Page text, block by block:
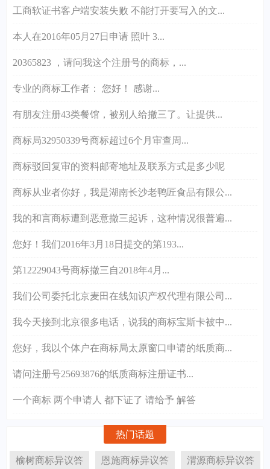
工商软证书客户端安装失败 不能打开要写入的文...
本人在2016年05月27日申请 照叶 3...
20365823 ，请问我这个注册号的商标，...
专业的商标工作者： 您好！ 感谢...
有朋友注册43类餐馆，被别人给撤三了。让提供...
商标局32950339号商标超过6个月审查周...
商标驳回复审的资料邮寄地址及联系方式是多少呢
商标从业者你好，我是湖南长沙老鸭匠食品有限公...
我的和言商标遭到恶意撤三起诉，这种情况很普遍...
您好！我们2016年3月18日提交的第193...
第12229043号商标撤三自2018年4月...
我们公司委托北京麦田在线知识产权代理有限公司...
我今天接到北京很多电话，说我的商标宝斯卡被中...
您好，我以个体户在商标局太原窗口申请的纸质商...
请问注册号25693876的纸质商标注册证书...
一个商标 两个申请人 都下证了 请给予 解答
热门话题
榆树商标异议答
恩施商标异议答
渭源商标异议答